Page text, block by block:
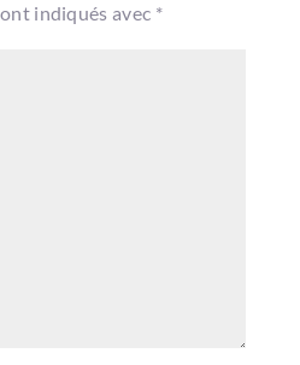
indiqués avec *